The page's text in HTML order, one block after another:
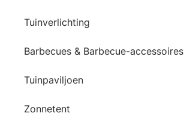
Tuinverlichting
Barbecues & Barbecue-accessoires
Tuinpaviljoen
Zonnetent